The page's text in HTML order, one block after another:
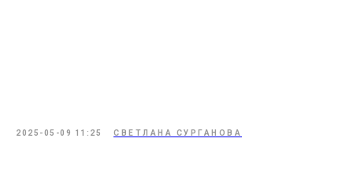
2025-05-09 11:25 СВЕТЛАНА СУРГАНОВА